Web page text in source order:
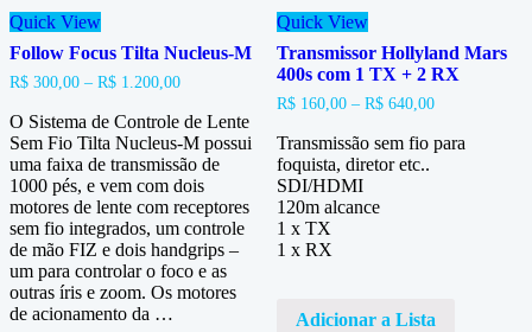
Quick View
Follow Focus Tilta Nucleus-M
R$ 300,00 – R$ 1.200,00
O Sistema de Controle de Lente
Sem Fio Tilta Nucleus-M possui
uma faixa de transmissão de
1000 pés, e vem com dois
motores de lente com receptores
sem fio integrados, um controle
de mão FIZ e dois handgrips –
um para controlar o foco e as
outras íris e zoom. Os motores
de acionamento da …
Quick View
Transmissor Hollyland Mars
400s com 1 TX + 2 RX
R$160,00– R$640,00
Transmissão sem fio para
foquista, diretor etc..
SDI/HDMI
120m alcance
1 x TX
1 x RX
Adicionar a Lista